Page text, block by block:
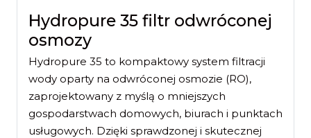
Hydropure 35 filtr odwróconej
osmozy
Hydropure 35 to kompaktowy system filtracji
wody oparty na odwróconej osmozie (RO),
zaprojektowany z myślą o mniejszych
gospodarstwach domowych, biurach i punktach
usługowych. Dzięki sprawdzonej i skutecznej